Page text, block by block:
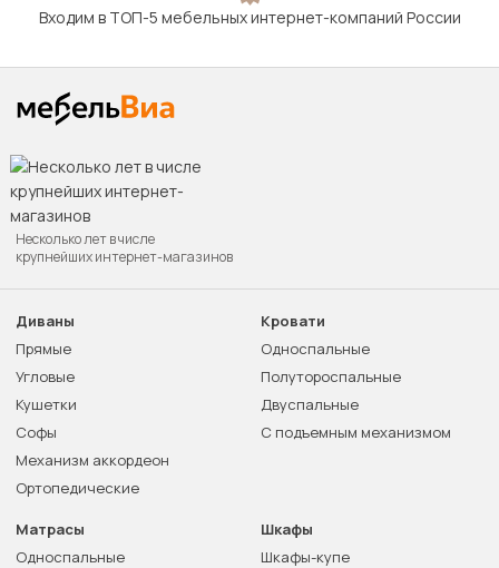
Входим в ТОП-5 мебельных интернет-компаний России
Несколько лет в числе
крупнейших интернет-магазинов
Диваны
Прямые
Угловые
Кушетки
Софы
Механизм аккордеон
Ортопедические
Кровати
Односпальные
Полутороспальные
Двуспальные
С подъемным механизмом
Матрасы
Односпальные
Шкафы
Шкафы-купе